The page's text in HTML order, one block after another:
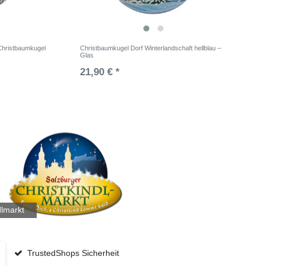
Christbaumkugel Dorf Winterlandschaft hellblau –
Glas
21,90 € *
TrustedShops Sicherheit